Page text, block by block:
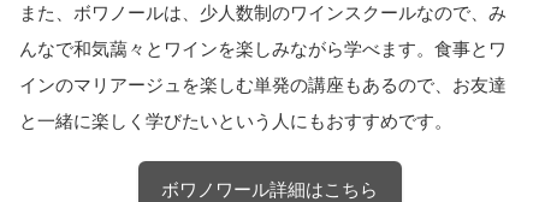
また、ボワノールは、少人数制のワインスクールなので、み
んなで和気藹々とワインを楽しみながら学べます。食事とワ
インのマリアージュを楽しむ単発の講座もあるので、お友達
と一緒に楽しく学びたいという人にもおすすめです。
ボワノワール詳細はこちら